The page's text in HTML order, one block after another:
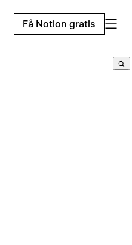
Få Notion gratis